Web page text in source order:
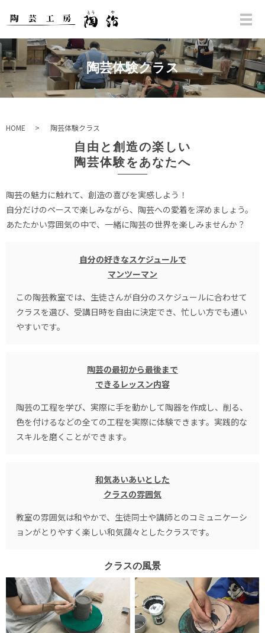
陶芸体験クラス
HOME 陶芸体験クラス
自由と創造の楽しい
陶芸体験をあなたへ
陶芸の魅力に触れて、創造の喜びを実感しよう！
自分だけのペースで楽しみながら、陶芸への愛着を深めましょう。
あたたかい雰囲気の中で、一緒に陶芸の世界を楽しみませんか？
自分の好きなスケジュールで
マンツーマン
この陶芸教室では、生徒さんが自分のスケジュールに合わせて
クラスを選び、受講日時を自由に決定でき、忙しい方でも通い
やすいです。
陶芸の最初から最後まで
できるレッスン内容
陶芸の工程を学び、実際に手を動かして陶器を作成し、削る、
色を付けるなどの全ての工程を実際に体験できます。実践的な
スキルを磨くことができます。
和気あいあいとした
クラスの雰囲気
教室の雰囲気は和やかで、生徒同士や講師とのコミュニケーシ
ョンがとりやすく楽しい和気藹々としたクラスです。
クラスの風景